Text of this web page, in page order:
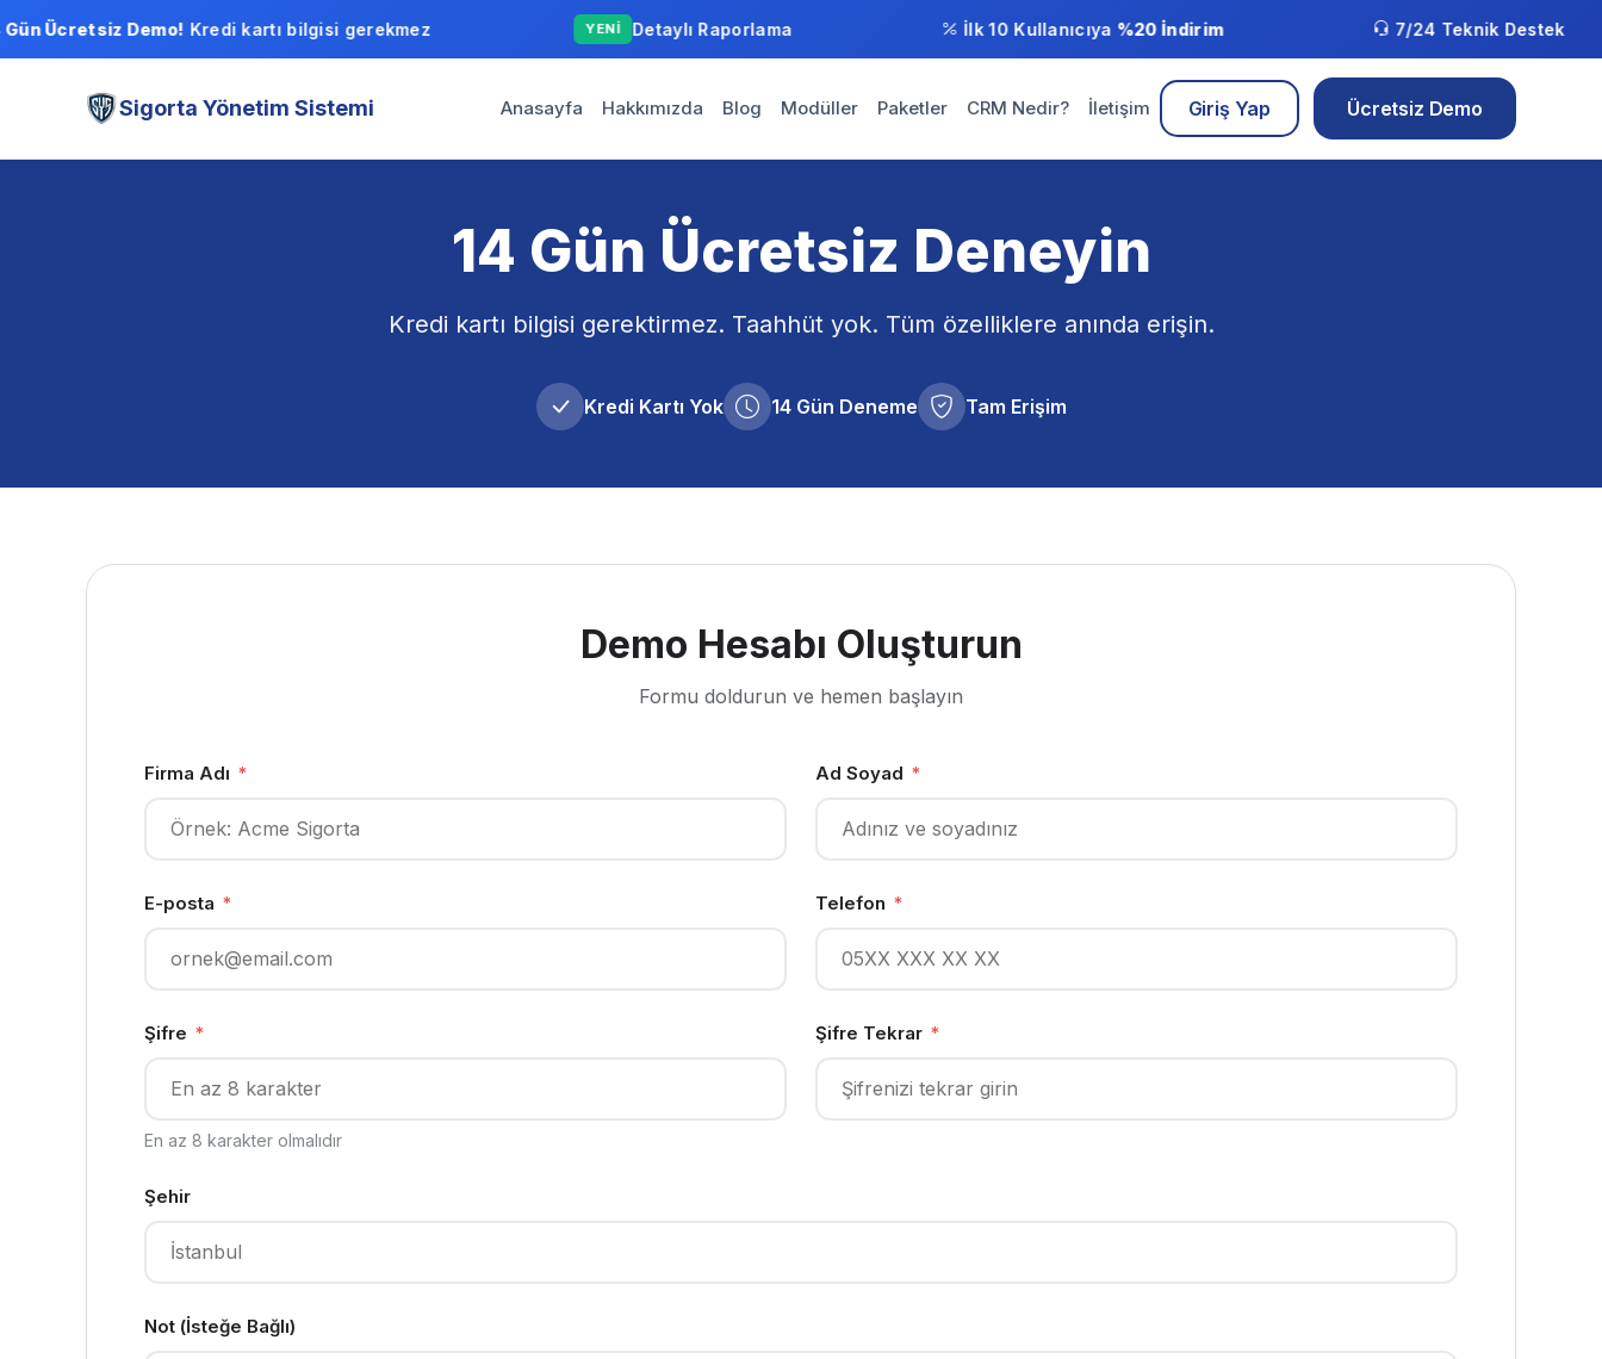
Ücretsiz Demo!Kredi kartı bilgisi gerekmez YENİ Detaylı Raporlama İlk 10 Kullanıcıya%20 İndirim 7/24 Teknik Destek
Sigorta Yönetim Sistemi Anasayfa Hakkımızda Blog Modüller Paketler CRM Nedir? İletişim Giriş Yap Ücretsiz Demo
14 Gün Ücretsiz Deneyin
Kredi kartı bilgisi gerektirmez. Taahhüt yok. Tüm özelliklere anında erişin.
Kredi Kartı Yok 14 Gün Deneme Tam Erişim
Demo Hesabı Oluşturun
Formu doldurun ve hemen başlayın
Firma Adı * Ad Soyad *
E-posta * Telefon *
Şifre *
En az 8 karakter olmalıdır
Şifre Tekrar *
Şehir
Not (İsteğe Bağlı)